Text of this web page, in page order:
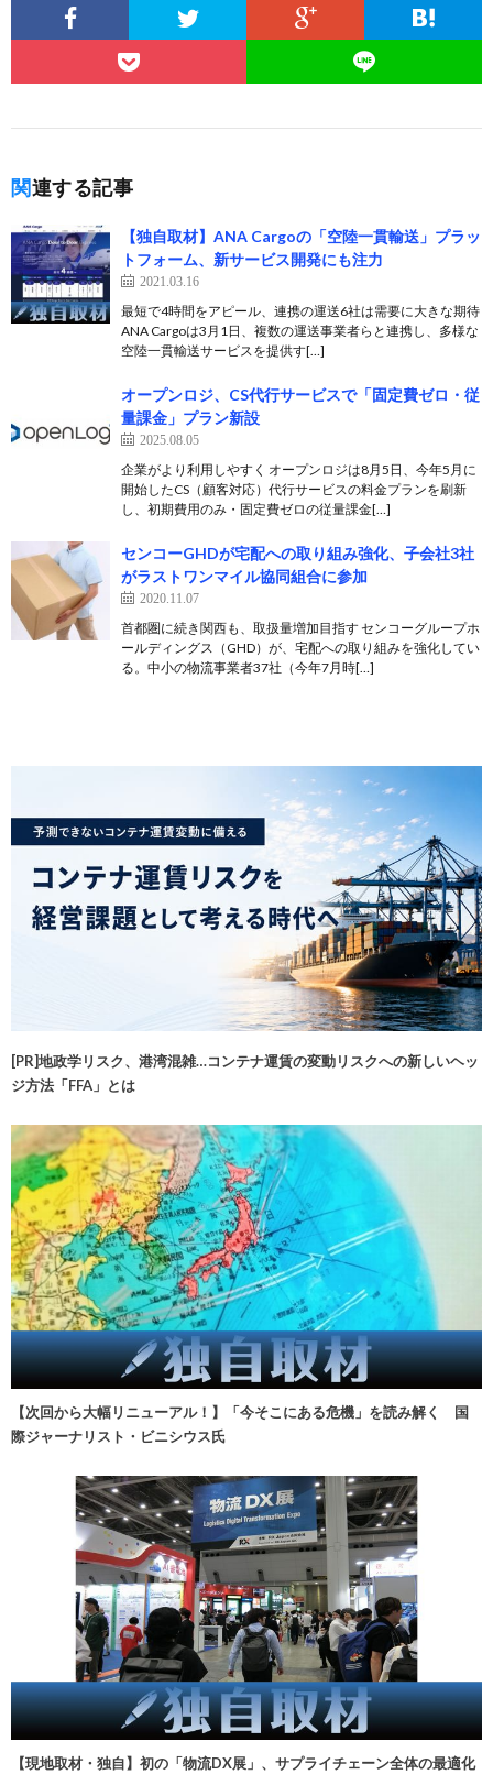
関連する記事
【独自取材】ANA Cargoの「空陸一貫輸送」プラッ
トフォーム、新サービス開発にも注力
2021.03.16
最短で4時間をアピール、連携の運送6社は需要に大きな期待
ANA Cargoは3月1日、複数の運送事業者らと連携し、多様な
空陸一貫輸送サービスを提供す[…]
オープンロジ、CS代行サービスで「固定費ゼロ・従
量課金」プラン新設
2025.08.05
企業がより利用しやすく オープンロジは8月5日、今年5月に
開始したCS（顧客対応）代行サービスの料金プランを刷新
し、初期費用のみ・固定費ゼロの従量課金[…]
センコーGHDが宅配への取り組み強化、子会社3社
がラストワンマイル協同組合に参加
2020.11.07
首都圏に続き関西も、取扱量増加目指す センコーグループホ
ールディングス（GHD）が、宅配への取り組みを強化してい
る。中小の物流事業者37社（今年7月時[…]
[PR]地政学リスク、港湾混雑…コンテナ運賃の変動リスクへの新しいヘッ
ジ方法「FFA」とは
【次回から大幅リニューアル！】「今そこにある危機」を読み解く 国
際ジャーナリスト・ビニシウス氏
【現地取材・独自】初の「物流DX展」、サプライチェーン全体の最適化